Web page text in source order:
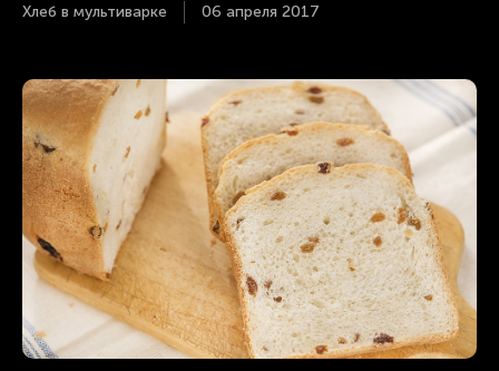
Хлеб в мультиварке 06 апреля 2017